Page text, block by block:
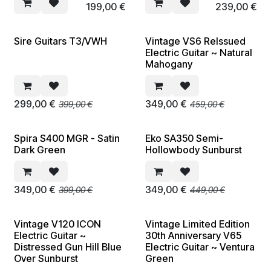
199,00€ 239,00€
back to school deal
Sire Guitars T3/VWH
299,00 € 399,00€ back to school deal
Vintage VS6 ReIssued
Electric Guitar ~ Natural
Mahogany
349,00€ 459,00€
back to school deal
Spira S400 MGR - Satin
Dark Green
349,00 € 399,00€
Eko SA350 Semi-
Hollowbody Sunburst
349,00€ 449,00€
Vintage V120 ICON
Electric Guitar ~
Distressed Gun Hill Blue
Over Sunburst
Vintage Limited Edition
30th Anniversary V65
Electric Guitar ~ Ventura
Green